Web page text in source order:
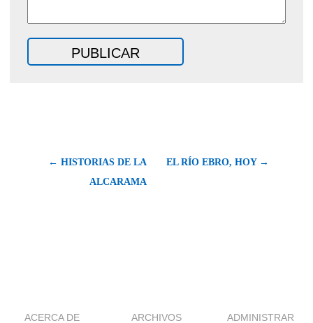
← HISTORIAS DE LA
ALCARAMA
EL RÍO EBRO, HOY →
ACERCA DE ARCHIVOS ADMINISTRAR